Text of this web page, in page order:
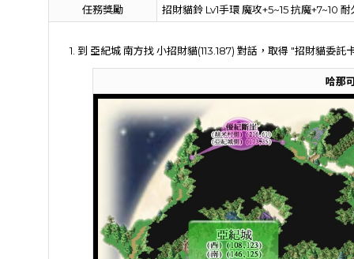
任務獎勵
招財貓鈴 Lv1手環 魔攻+5~15 抗魔+7~10 耐
1. 到 亞紀城 南方找 小招財貓(113.187) 對話，取得 "招財貓委託
哈那